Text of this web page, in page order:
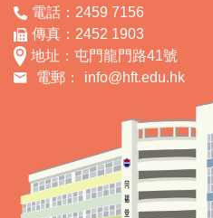
電話：2459 7156
傳真：2452 1903
地址：屯門龍門路41號
電郵：
info@hft.edu.hk